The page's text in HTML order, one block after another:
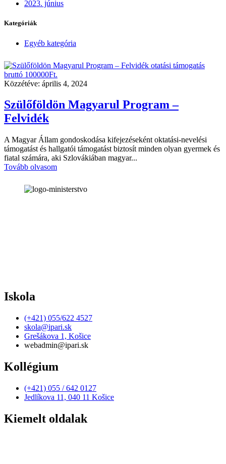
2023. június
Kategóriák
Egyéb kategória
Közzétéve: április 4, 2024
Szülőföldön Magyarul Program –
Felvidék
A Magyar Állam gondoskodása kifejezéseként oktatási-nevelési
támogatást és hallgatói támogatást biztosít minden olyan gyermek és
fiatal számára, aki Szlovákiában magyar...
Tovább olvasom
Iskola
(+421) 055/622 4527
skola@ipari.sk
Grešákova 1, Košice
webadmin@ipari.sk
Kollégium
(+421) 055 / 642 0127
Jedlíkova 11, 040 11 Košice
Kiemelt oldalak